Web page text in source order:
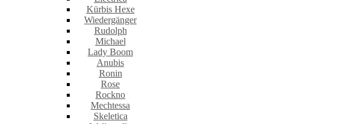
Kürbis Hexe
Wiedergänger
Rudolph
Michael
Lady Boom
Anubis
Ronin
Rose
Rockno
Mechtessa
Skeletica